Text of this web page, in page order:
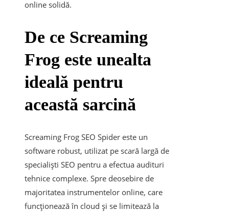
online solidă.
De ce Screaming
Frog este unealta
ideală pentru
această sarcină
Screaming Frog SEO Spider este un
software robust, utilizat pe scară largă de
specialiști SEO pentru a efectua audituri
tehnice complexe. Spre deosebire de
majoritatea instrumentelor online, care
funcționează în cloud și se limitează la